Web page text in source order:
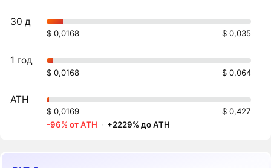
30 д
$ 0,0168 $ 0,035
1 год
$ 0,0168 $ 0,064
ATH
$ 0,0169
$ 0,427
-96% от ATH · +2229% до ATH